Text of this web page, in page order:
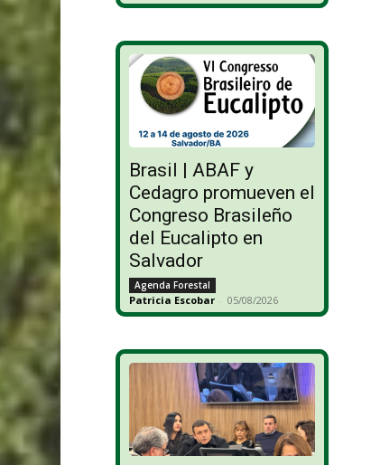
Brasil | ABAF y
Cedagro promueven el
Congreso Brasileño
del Eucalipto en
Salvador
Agenda Forestal
Patricia Escobar - 05/08/2026